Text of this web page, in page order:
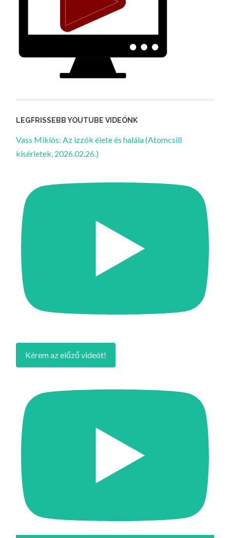
LEGFRISSEBB YOUTUBE VIDEÓNK
Vass Miklós: Az izzók élete és halála (Atomcsill
kísérletek, 2026.02.26.)
Kérem az előző videót!